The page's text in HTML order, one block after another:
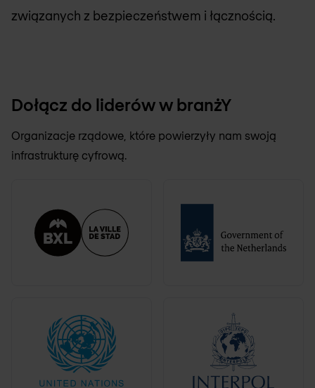
związanych z bezpieczeństwem i łącznością.
Dołącz do liderów w branżY
Organizacje rządowe, które powierzyły nam swoją
infrastrukturę cyfrową.